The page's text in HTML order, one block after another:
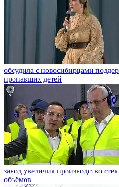
обсудила с новосибирцами
пропавших детей
завод увеличил производство
объёмов